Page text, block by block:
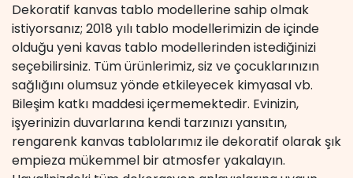
Dekoratif kanvas tablo modellerine sahip olmak
istiyorsanız; 2018 yılı tablo modellerimizin de içinde
olduğu yeni kavas tablo modellerinden istediğinizi
seçebilirsiniz. Tüm ürünlerimiz, siz ve çocuklarınızın
sağlığını olumsuz yönde etkileyecek kimyasal vb.
Bileşim katkı maddesi içermemektedir. Evinizin,
işyerinizin duvarlarına kendi tarzınızı yansıtın,
rengarenk kanvas tablolarımız ile dekoratif olarak şık
empieza mükemmel bir atmosfer yakalayın.